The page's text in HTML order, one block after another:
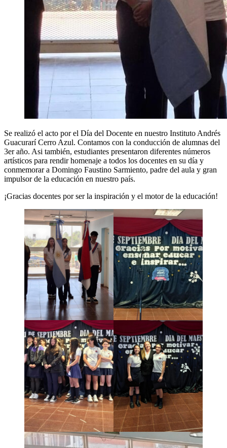
Se realizó el acto por el Día del Docente en nuestro Instituto Andrés
Guacurarí Cerro Azul. Contamos con la conducción de alumnas del
3er año. Asi también, estudiantes presentaron diferentes números
artísticos para rendir homenaje a todos los docentes en su día y
conmemorar a Domingo Faustino Sarmiento, padre del aula y gran
impulsor de la educación en nuestro país.
¡Gracias docentes por ser la inspiración y el motor de la educación!